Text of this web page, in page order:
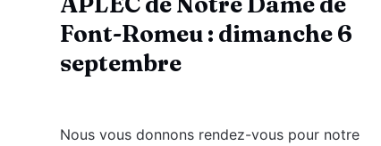
Font-Romeu : dimanche 6
septembre
Nous vous donnons rendez-vous pour notre